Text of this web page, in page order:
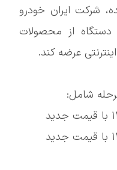
شرکت ایران خودرو
قصد دارد بهزودی حدود ۹۰۰ دستگاه از محصولات
عرضه کند.
شامل: